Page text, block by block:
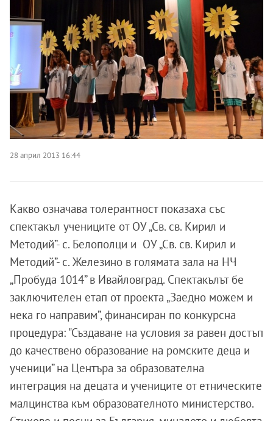
28 април 2013 16:44
Какво означава толерантност показаха със
спектакъл учениците от ОУ „Св. св. Кирил и
Методий”- с. Белополци и ОУ „Св. св. Кирил и
Методий”- с. Железино в голямата зала на НЧ
„Пробуда 1014” в Ивайловград. Спектакълът бе
заключителен етап от проекта „Заедно можем и
нека го направим”, финансиран по конкурсна
процедура: "Създаване на условия за равен достъп
до качествено образование на ромските деца и
ученици” на Центъра за образователна
интеграция на децата и учениците от етническите
малцинства към образователното министерство.